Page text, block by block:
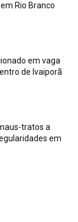
Rio Branco
em vaga
de Ivaiporã
tratos a
em